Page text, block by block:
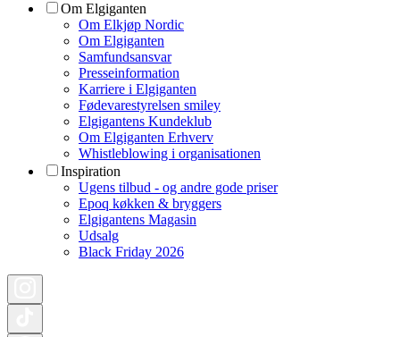
Om Elgiganten
Om Elkjøp Nordic
Om Elgiganten
Samfundsansvar
Presseinformation
Karriere i Elgiganten
Fødevarestyrelsen smiley
Elgigantens Kundeklub
Om Elgiganten Erhverv
Whistleblowing i organisationen
Inspiration
Ugens tilbud - og andre gode priser
Epoq køkken & bryggers
Elgigantens Magasin
Udsalg
Black Friday 2026